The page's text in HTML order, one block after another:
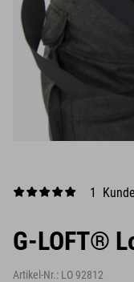
1
G-LOFT®
Artikel-Nr.: LO 92812